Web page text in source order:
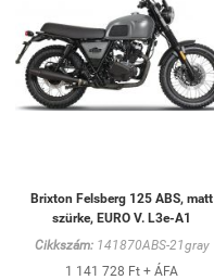
Brixton Felsberg 125 ABS, matt
szürke, EURO V. L3e-A1
Cikkszám:141870ABS-21gray
1 141 728 Ft + ÁFA